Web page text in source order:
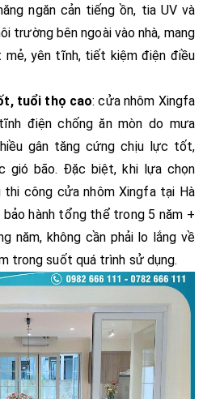
ngăn cản tiếng ồn, tia UV và
trường bên ngoài vào nhà, mang
mẻ, yên tĩnh, tiết kiệm điện điều
tuổi thọ cao: cửa nhôm Xingfa
điện chống ăn mòn do mưa
gân tăng cứng chịu lực tốt,
gió bão. Đặc biệt, khi lựa chọn
thi công cửa nhôm Xingfa tại Hà
hành tổng thể trong 5 năm +
năm, không cần phải lo lắng về
trong suốt quá trình sử dụng.